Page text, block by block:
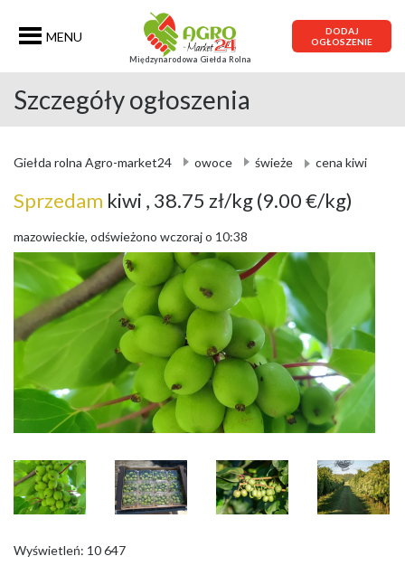
MENU
Międzynarodowa Giełda Rolna
DODAJ
OGŁOSZENIE
Szczegóły ogłoszenia
Giełda rolna Agro-market24 owoce świeże cena kiwi
Sprzedam kiwi , 38.75 zł/kg(9.00 €/kg)
mazowieckie, odświeżono wczoraj o 10:38
Wyświetleń: 10 647